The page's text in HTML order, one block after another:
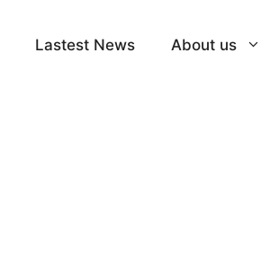
Lastest News About us